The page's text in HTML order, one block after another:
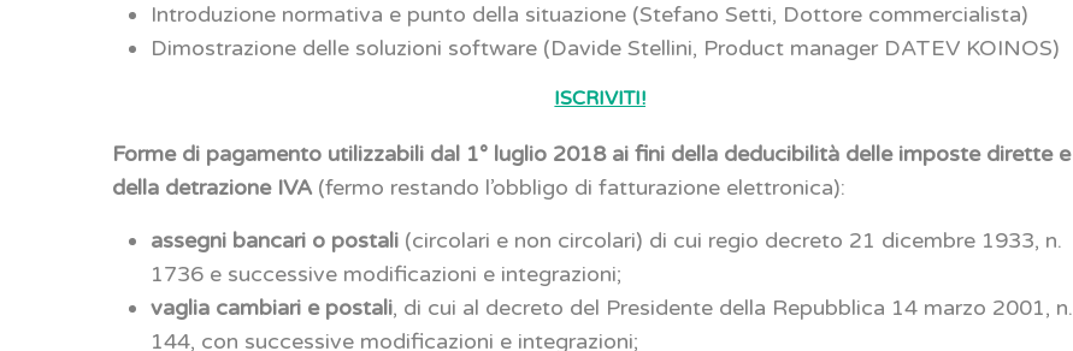
Introduzione normativa e punto della situazione (Stefano Setti, Dottore commercialista)
Dimostrazione delle soluzioni software (Davide Stellini, Product manager DATEV KOINOS)
ISCRIVITI!
Forme di pagamento utilizzabili dal 1° luglio 2018 ai fini della deducibilità delle imposte dirette e
della detrazione IVA (fermo restando l’obbligo di fatturazione elettronica):
assegni bancari o postali (circolari e non circolari) di cui regio decreto 21 dicembre 1933, n.
1736 e successive modificazioni e integrazioni;
vaglia cambiari e postali, di cui al decreto del Presidente della Repubblica 14 marzo 2001, n.
144, con successive modificazioni e integrazioni;